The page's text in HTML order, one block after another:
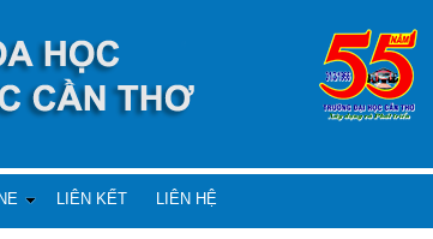
LIÊN KẾT LIÊN HỆ